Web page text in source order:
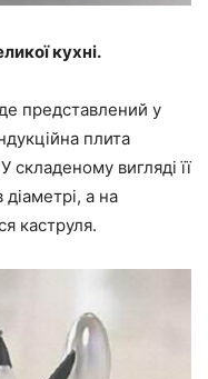
кухні.
представлений у
плита
складеному вигляді її
а на
каструля.